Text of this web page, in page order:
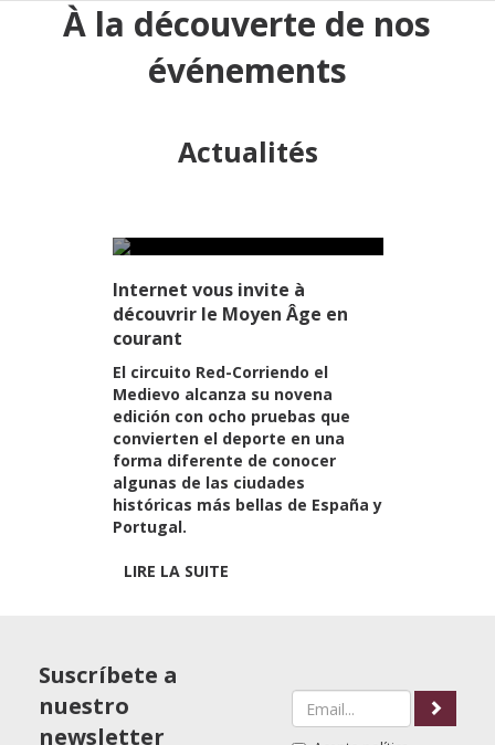
À la découverte de nos
événements
Actualités
Internet vous invite à
découvrir le Moyen Âge en
courant
El circuito Red-Corriendo el
Medievo alcanza su novena
edición con ocho pruebas que
convierten el deporte en una
forma diferente de conocer
algunas de las ciudades
históricas más bellas de España y
Portugal.
LIRE LA SUITE
Suscríbete a
nuestro
newsletter